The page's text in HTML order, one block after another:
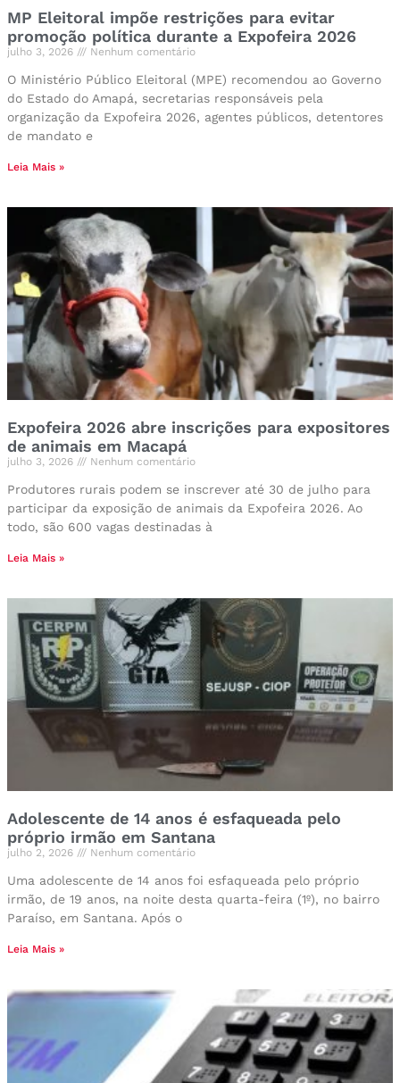
MP Eleitoral impõe restrições para evitar
promoção política durante a Expofeira 2026
julho 3, 2026 Nenhum comentário
O Ministério Público Eleitoral (MPE) recomendou ao Governo
do Estado do Amapá, secretarias responsáveis pela
organização da Expofeira 2026, agentes públicos, detentores
de mandato e
Leia Mais »
Expofeira 2026 abre inscrições para expositores
de animais em Macapá
julho 3, 2026 Nenhum comentário
Produtores rurais podem se inscrever até 30 de julho para
participar da exposição de animais da Expofeira 2026. Ao
todo, são 600 vagas destinadas à
Leia Mais »
Adolescente de 14 anos é esfaqueada pelo
próprio irmão em Santana
julho 2, 2026 Nenhum comentário
Uma adolescente de 14 anos foi esfaqueada pelo próprio
irmão, de 19 anos, na noite desta quarta-feira (1º), no bairro
Paraíso, em Santana. Após o
Leia Mais »